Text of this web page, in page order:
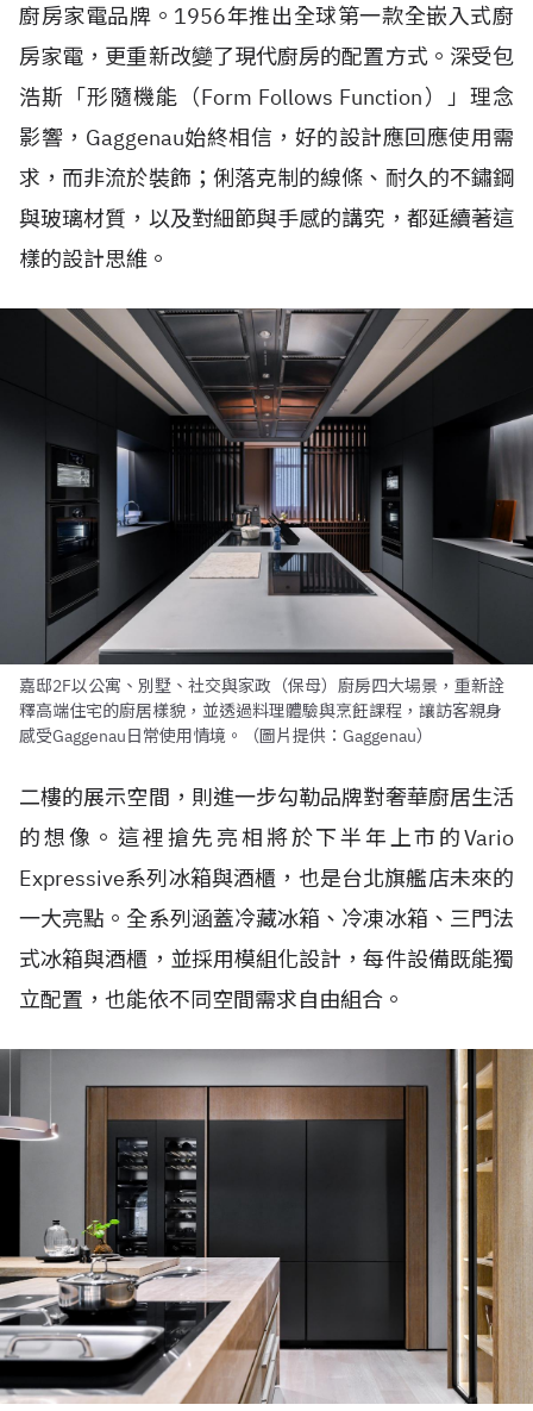
廚房家電品牌。1956年推出全球第一款全嵌入式廚
房家電，更重新改變了現代廚房的配置方式。深受包
浩斯「形隨機能（Form Follows Function）」理念
影響，Gaggenau始終相信，好的設計應回應使用需
求，而非流於裝飾；俐落克制的線條、耐久的不鏽鋼
與玻璃材質，以及對細節與手感的講究，都延續著這
樣的設計思維。
嘉邸2F以公寓、別墅、社交與家政（保母）廚房四大場景，重新詮
釋高端住宅的廚居樣貌，並透過料理體驗與烹飪課程，讓訪客親身
感受Gaggenau日常使用情境。（圖片提供：Gaggenau）
二樓的展示空間，則進一步勾勒品牌對奢華廚居生活
的想像。這裡搶先亮相將於下半年上市的Vario
Expressive系列冰箱與酒櫃，也是台北旗艦店未來的
一大亮點。全系列涵蓋冷藏冰箱、冷凍冰箱、三門法
式冰箱與酒櫃，並採用模組化設計，每件設備既能獨
立配置，也能依不同空間需求自由組合。